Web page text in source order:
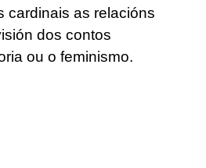
cardinais as relacións
dos contos
ou o feminismo.